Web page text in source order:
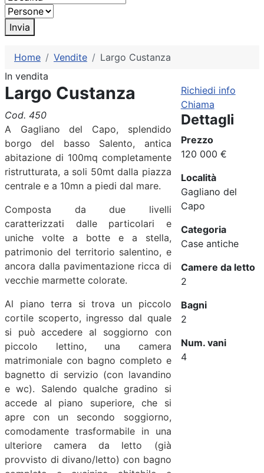
Invia
Home Vendite
Largo Custanza
In vendita
Largo Custanza
Cod. 450
A Gagliano del Capo, splendido
borgo del basso Salento, antica
abitazione di 100mq completamente
ristrutturata, a soli 50mt dalla piazza
centrale e a 10mn a piedi dal mare.
Composta da due livelli
caratterizzati dalle particolari e
uniche volte a botte e a stella,
patrimonio del territorio salentino, e
ancora dalla pavimentazione ricca di
vecchie marmette colorate.
Al piano terra si trova un piccolo
cortile scoperto, ingresso dal quale
si può accedere al soggiorno con
piccolo lettino, una camera
matrimoniale con bagno completo e
bagnetto di servizio (con lavandino
e wc). Salendo qualche gradino si
accede al piano superiore, che si
apre con un secondo soggiorno,
comodamente trasformabile in una
ulteriore camera da letto (già
provvisto di divano/letto) con bagno
Richiedi info
Chiama
Dettagli
Prezzo
120 000 €
Località
Gagliano del
Capo
Categoria
Case antiche
Camere da letto
2
Bagni
2
Num. vani
4